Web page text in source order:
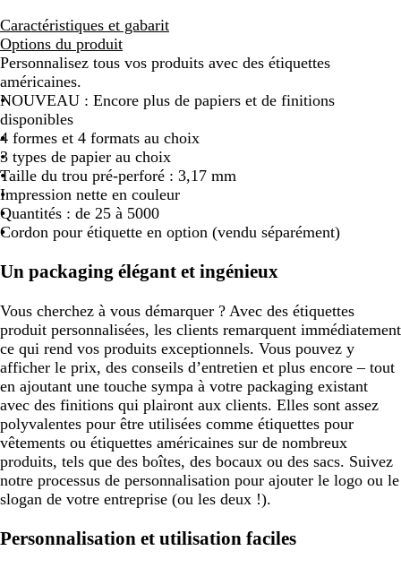
Caractéristiques et gabarit
Options du produit
Personnalisez tous vos produits avec des étiquettes
américaines.
NOUVEAU : Encore plus de papiers et de finitions
disponibles
4 formes et 4 formats au choix
3 types de papier au choix
Taille du trou pré-perforé : 3,17 mm
Impression nette en couleur
Quantités : de 25 à 5000
Cordon pour étiquette en option (vendu séparément)
Un packaging élégant et ingénieux
Vous cherchez à vous démarquer ? Avec des étiquettes
produit personnalisées, les clients remarquent immédiatement
ce qui rend vos produits exceptionnels. Vous pouvez y
afficher le prix, des conseils d’entretien et plus encore – tout
en ajoutant une touche sympa à votre packaging existant
avec des finitions qui plairont aux clients. Elles sont assez
polyvalentes pour être utilisées comme étiquettes pour
vêtements ou étiquettes américaines sur de nombreux
produits, tels que des boîtes, des bocaux ou des sacs. Suivez
notre processus de personnalisation pour ajouter le logo ou le
slogan de votre entreprise (ou les deux !).
Personnalisation et utilisation faciles